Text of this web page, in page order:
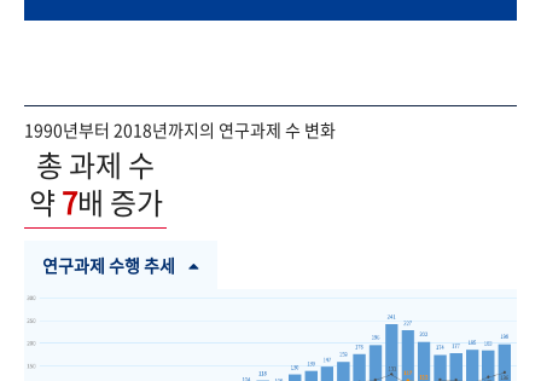
1990년부터 2018년까지의 연구과제 수 변화
총 과제 수
약7배 증가
연구과제 수행 추세